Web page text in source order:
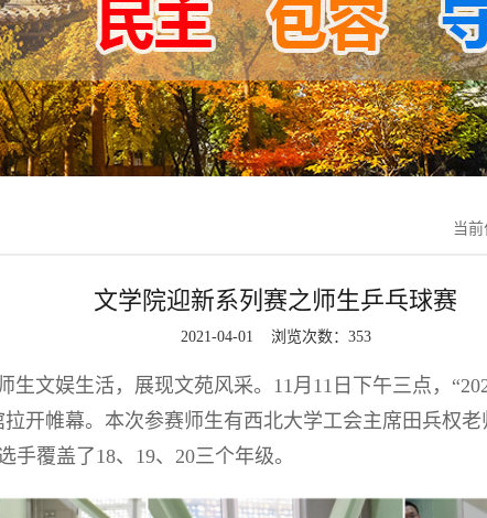
当
文学院迎新系列赛之师生乒乓球赛
2021-04-01 浏览次数： 353
文娱生活，展现文苑风采。11月11日下午三点，
开帷幕。本次参赛师生有西北大学工会主席田兵权
覆盖了18、19、20三个年级。